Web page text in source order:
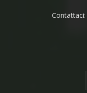
Contattaci: